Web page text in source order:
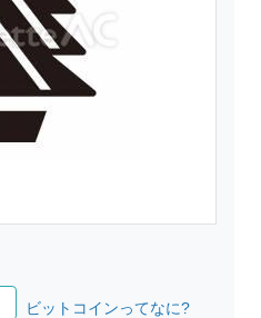
ビットコインってなに?